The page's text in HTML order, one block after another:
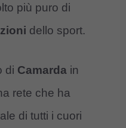
più puro di
dello sport.
di Camarda in
rete che ha
di tutti i cuori